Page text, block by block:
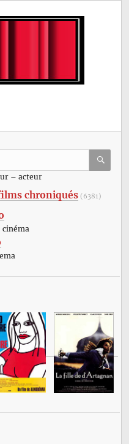
– acteur
chroniqués (6381)
cinéma